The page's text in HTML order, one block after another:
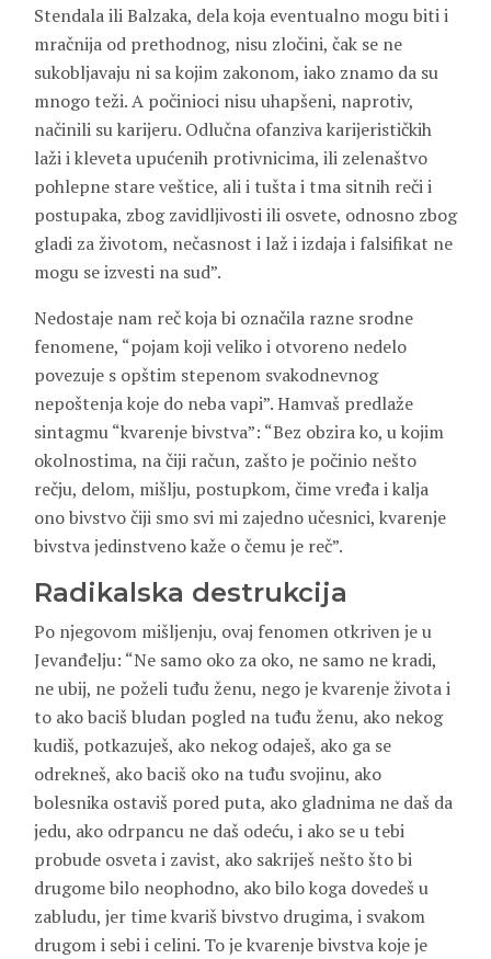
Stendala ili Balzaka, dela koja eventualno mogu biti i
mračnija od prethodnog, nisu zločini, čak se ne
sukobljavaju ni sa kojim zakonom, iako znamo da su
mnogo teži. A počinioci nisu uhapšeni, naprotiv,
načinili su karijeru. Odlučna ofanziva karijerističkih
laži i kleveta upućenih protivnicima, ili zelenaštvo
pohlepne stare veštice, ali i tušta i tma sitnih reči i
postupaka, zbog zavidljivosti ili osvete, odnosno zbog
gladi za životom, nečasnost i laž i izdaja i falsifikat ne
mogu se izvesti na sud”.
Nedostaje nam reč koja bi označila razne srodne
fenomene, “pojam koji veliko i otvoreno nedelo
povezuje s opštim stepenom svakodnevnog
nepoštenja koje do neba vapi”. Hamvaš predlaže
sintagmu “kvarenje bivstva”: “Bez obzira ko, u kojim
okolnostima, na čiji račun, zašto je počinio nešto
rečju, delom, mišlju, postupkom, čime vređa i kalja
ono bivstvo čiji smo svi mi zajedno učesnici, kvarenje
bivstva jedinstveno kaže o čemu je reč”.
Radikalska destrukcija
Po njegovom mišljenju, ovaj fenomen otkriven je u
Jevanđelju: “Ne samo oko za oko, ne samo ne kradi,
ne ubij, ne poželi tuđu ženu, nego je kvarenje života i
to ako baciš bludan pogled na tuđu ženu, ako nekog
kudiš, potkazuješ, ako nekog odaješ, ako ga se
odrekneš, ako baciš oko na tuđu svojinu, ako
bolesnika ostaviš pored puta, ako gladnima ne daš da
jedu, ako odrpancu ne daš odeću, i ako se u tebi
probude osveta i zavist, ako sakriješ nešto što bi
drugome bilo neophodno, ako bilo koga dovedeš u
zabludu, jer time kvariš bivstvo drugima, i svakom
drugom i sebi i celini. To je kvarenje bivstva koje je